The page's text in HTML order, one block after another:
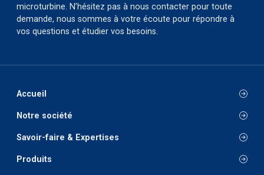
microturbine. N’hésitez pas à nous contacter pour toute
demande, nous sommes à votre écoute pour répondre à
vos questions et étudier vos besoins.
Accueil
Notre société
Savoir-faire & Expertises
Produits